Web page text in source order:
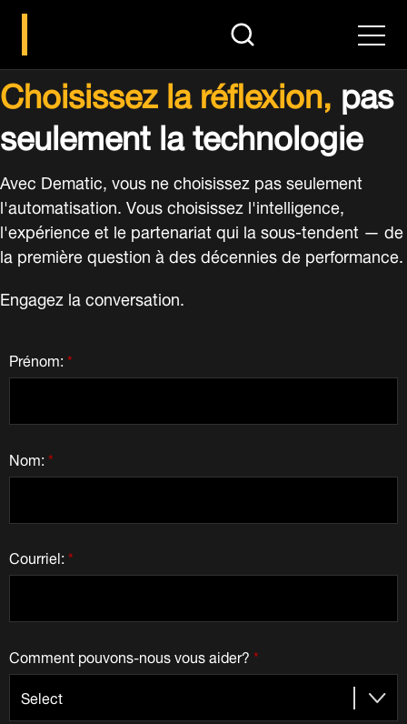
search Menu
Choisissez la réflexion,pas
seulement la technologie
Avec Dematic, vous ne choisissez pas seulement
l'automatisation. Vous choisissez l'intelligence,
l'expérience et le partenariat qui la sous-tendent — de
la première question à des décennies de performance.
Engagez la conversation.
*
Prénom:
*
Nom:
*
Courriel:
*
Comment pouvons-nous vous aider?